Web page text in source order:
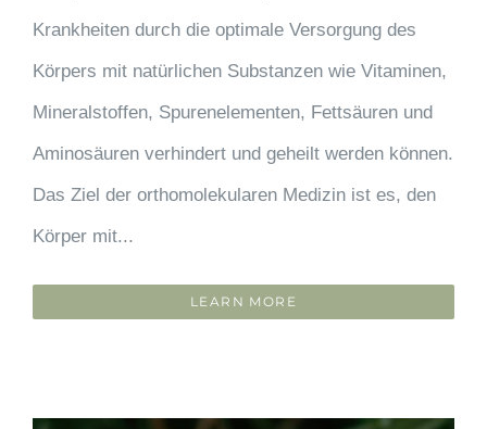
Krankheiten durch die optimale Versorgung des
Körpers mit natürlichen Substanzen wie Vitaminen,
Mineralstoffen, Spurenelementen, Fettsäuren und
Aminosäuren verhindert und geheilt werden können.
Das Ziel der orthomolekularen Medizin ist es, den
Körper mit...
LEARN MORE